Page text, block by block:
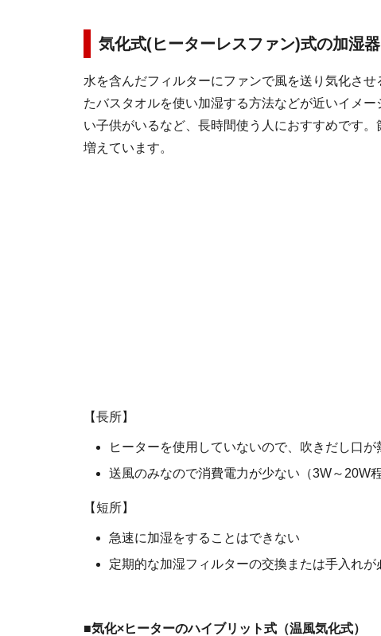
気化式(ヒーターレスファン)式の加湿
水を含んだフィルターにファンで風を送り気化さ
たバスタオルを使い加湿する方法などが近いイメ
い子供がいるなど、長時間使う人におすすめです
増えています。
【長所】
ヒーターを使用していないので、吹きだし口が
送風のみなので消費電力が少ない（3W～20W程
【短所】
急速に加湿をすることはできない
定期的な加湿フィルターの交換または手入れが
■気化×ヒーターのハイブリット式（温風気化式）